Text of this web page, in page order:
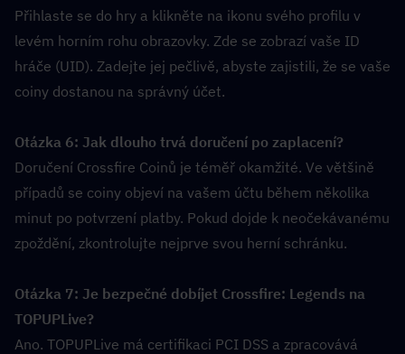
Přihlaste se do hry a klikněte na ikonu svého profilu v
levém horním rohu obrazovky. Zde se zobrazí vaše ID
hráče (UID). Zadejte jej pečlivě, abyste zajistili, že se vaše
coiny dostanou na správný účet.
Otázka 6: Jak dlouho trvá doručení po zaplacení?
Doručení Crossfire Coinů je téměř okamžité. Ve většině
případů se coiny objeví na vašem účtu během několika
minut po potvrzení platby. Pokud dojde k neočekávanému
zpoždění, zkontrolujte nejprve svou herní schránku.
Otázka 7: Je bezpečné dobíjet Crossfire: Legends na
TOPUPLive?
Ano. TOPUPLive má certifikaci PCI DSS a zpracovává